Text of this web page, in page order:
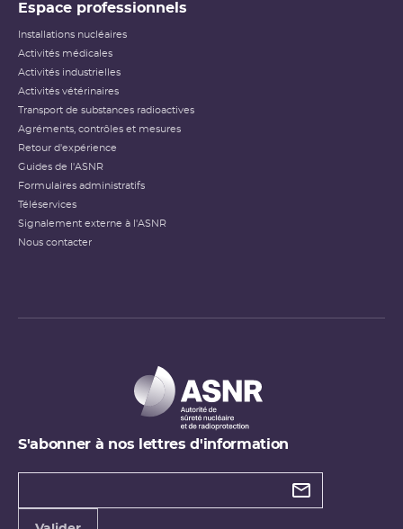
Espace professionnels
Installations nucléaires
Activités médicales
Activités industrielles
Activités vétérinaires
Transport de substances radioactives
Agréments, contrôles et mesures
Retour d'expérience
Guides de l'ASNR
Formulaires administratifs
Téléservices
Signalement externe à l'ASNR
Nous contacter
S'abonner à nos lettres d'information
Types de